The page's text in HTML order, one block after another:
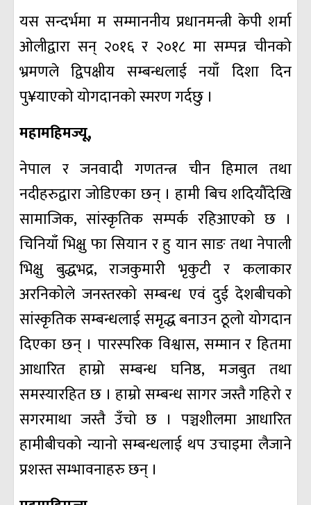
यस सन्दर्भमा म सम्माननीय प्रधानमन्त्री केपी शर्मा
ओलीद्वारा सन् २०१६ र २०१८ मा सम्पन्न चीनको
भ्रमणले द्विपक्षीय सम्बन्धलाई नयाँ दिशा दिन
पु¥याएको योगदानको स्मरण गर्दछु ।
महामहिमज्यू,
नेपाल र जनवादी गणतन्त्र चीन हिमाल तथा
नदीहरुद्वारा जोडिएका छन् । हामी बिच शदियौँदेखि
सामाजिक, सांस्कृतिक सम्पर्क रहिआएको छ ।
चिनियाँ भिक्षु फा सियान र हु यान साङ तथा नेपाली
भिक्षु बुद्धभद्र, राजकुमारी भृकुटी र कलाकार
अरनिकोले जनस्तरको सम्बन्ध एवं दुई देशबीचको
सांस्कृतिक सम्बन्धलाई समृद्ध बनाउन ठूलो योगदान
दिएका छन् । पारस्परिक विश्वास, सम्मान र हितमा
आधारित हाम्रो सम्बन्ध घनिष्ठ, मजबुत तथा
समस्यारहित छ । हाम्रो सम्बन्ध सागर जस्तै गहिरो र
सगरमाथा जस्तै उँचो छ । पञ्चशीलमा आधारित
हामीबीचको न्यानो सम्बन्धलाई थप उचाइमा लैजाने
प्रशस्त सम्भावनाहरु छन् ।